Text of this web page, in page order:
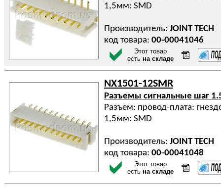
1,5мм: SMD
Производитель: JOINT TECH
код товара: 00-00041046
Этот товар
есть на складе
NX1501-12SMR
Разъемы сигнальные шаг
Разъем: провод-плата:
1,5мм: SMD
Производитель: JOINT TECH
код товара: 00-00041048
Этот товар
есть на складе